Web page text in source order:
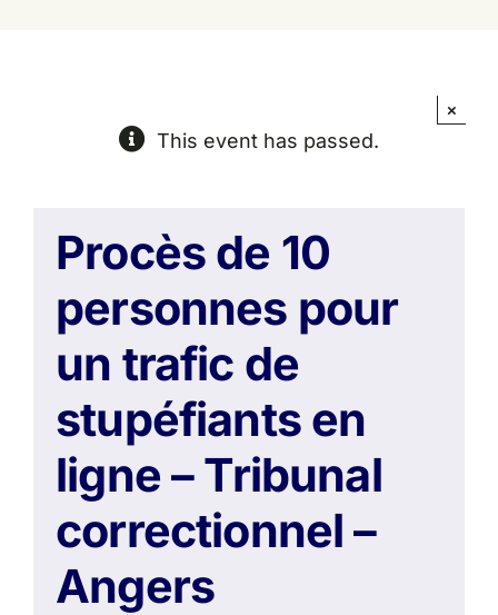
This event has passed.
×
Procès de 10
personnes pour
un trafic de
stupéfiants en
ligne – Tribunal
correctionnel –
Angers